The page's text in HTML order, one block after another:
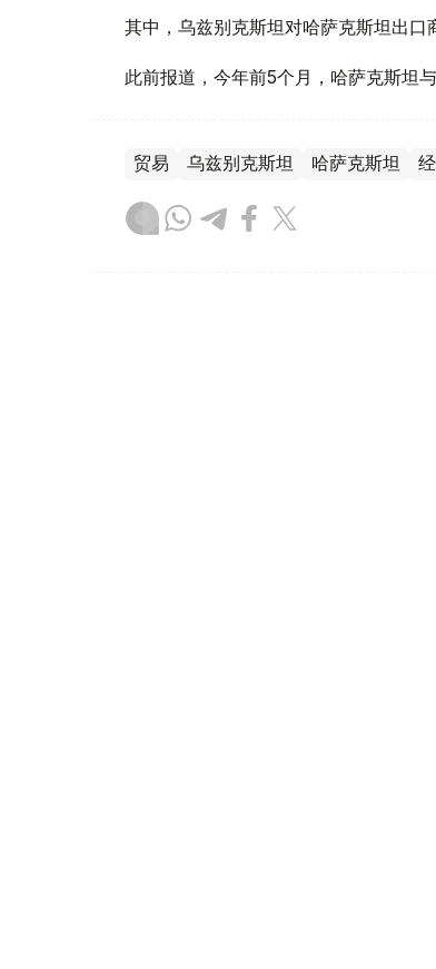
其中，乌兹别克斯坦对哈萨克斯坦出口
此前报道，今年前5个月，哈萨克斯坦
贸易 乌兹别克斯坦 哈萨克斯坦